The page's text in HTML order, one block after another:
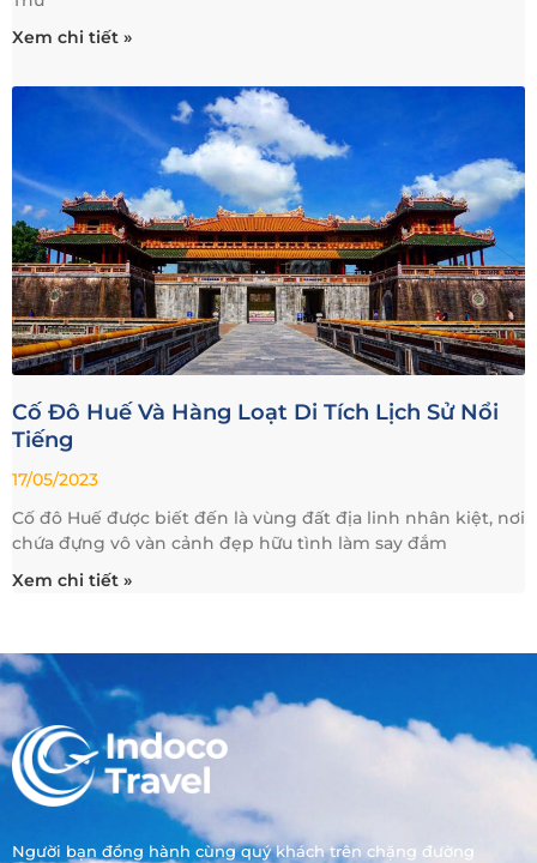
Xem chi tiết »
Cố Đô Huế Và Hàng Loạt Di Tích Lịch Sử Nổi
Tiếng
17/05/2023
Cố đô Huế được biết đến là vùng đất địa linh nhân kiệt, nơi
chứa đựng vô vàn cảnh đẹp hữu tình làm say đắm
Xem chi tiết »
Người bạn đồng hành cùng quý khách trên chặng đường